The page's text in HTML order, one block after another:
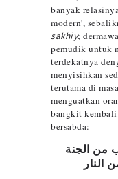
banyak
modern’,
sakhiy;
pemudik untuk
terdekatnya
menyisihkan
terutama di
menguatkan
bangkit
bersabda:
من الجنة
النار